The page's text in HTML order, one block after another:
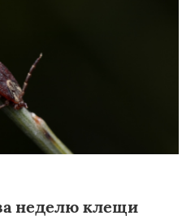
неделю клещи